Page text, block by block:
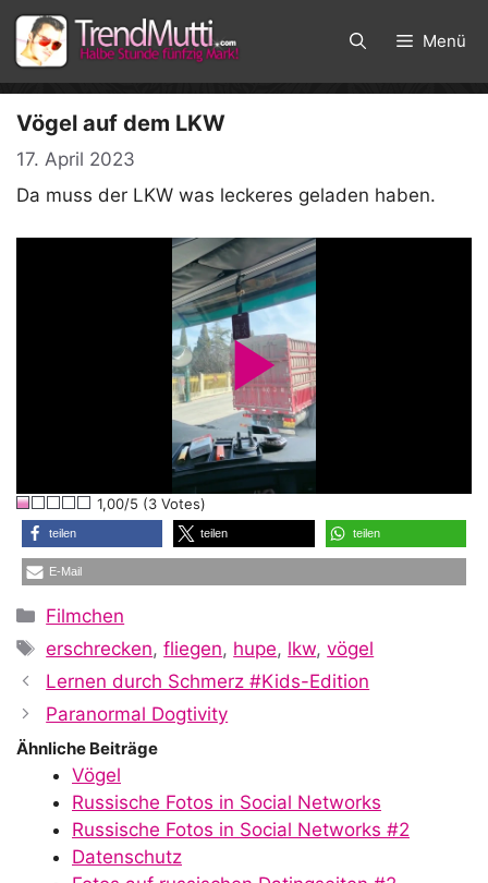
Zum
Inhalt
springen
Menü
Vögel auf dem LKW
17. April 2023
Da muss der LKW was leckeres geladen haben.
P
l
a
y
V
i
d
1,00/5 (3 Votes)
teilen teilen teilen
E-Mail
Kategorien
Filmchen
Schlagwörter
erschrecken,fliegen, hupe, lkw,vögel
Lernen durch Schmerz #Kids-Edition
Paranormal Dogtivity
Ähnliche Beiträge
Vögel
Russische Fotos in Social Networks
Russische Fotos in Social Networks #2
Datenschutz